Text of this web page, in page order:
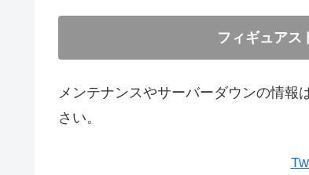
フィギュアス
メンテナンスやサーバーダウンの情報
さい。